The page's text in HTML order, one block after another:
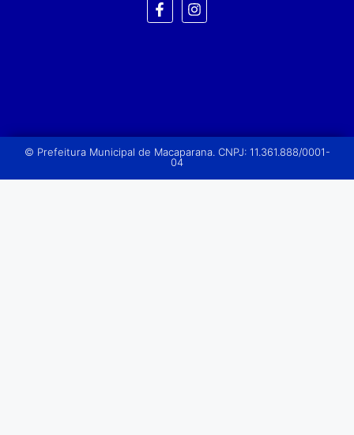
© Prefeitura Municipal de Macaparana. CNPJ: 11.361.888/0001-
04